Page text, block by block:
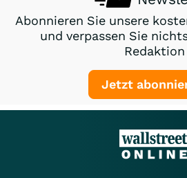
Abonnieren Sie unsere
und verpassen Sie
Redaktion
Jetzt